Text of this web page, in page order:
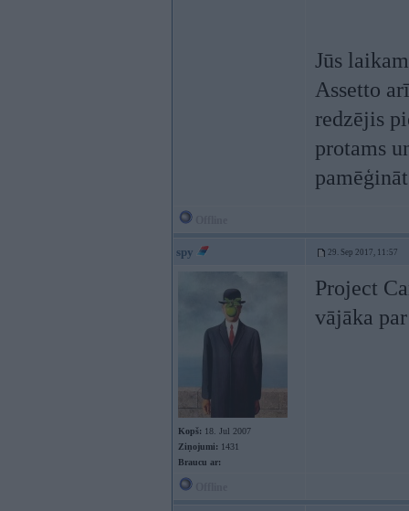
Jūs
Assetto
redzējis
protams
spy 29. Sep 2017, 11:57
Kopš: 18. Jul 2007
Ziņojumi: 1431
Braucu ar:
Project
vājāka